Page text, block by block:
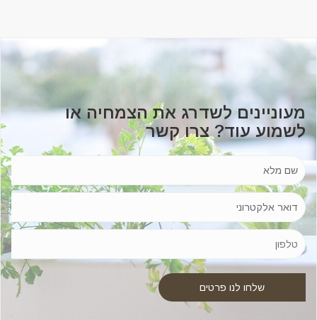
מעוניינים לשדרג את הצמחיה או
לשמוע עוד? צרו קשר